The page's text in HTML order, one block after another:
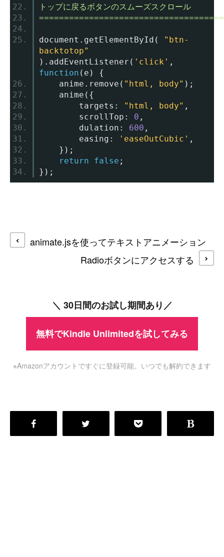
トップに戻るボタンのスムーズスクロール
document . getElementById (
"btn-
backtotop"
). addEventListener ( 'click' ,
function ( e )
{
	anime
. remove ( "html, body" );
	anime
({
		targets
: "html, body" ,
		scrollTop
: 0 ,
		dulation
: 600 ,
		easing
: 'easeOutCubic' ,
});
return
false ;
});
animate.jsを使ってテキストアニメーション
Radioボタンにアクセスする
＼ 30日間のお試し期間あり／
無料でKindle Unlimitedを試してみる
※Amazonアカウントですぐに登録可能。いつでも解約できます